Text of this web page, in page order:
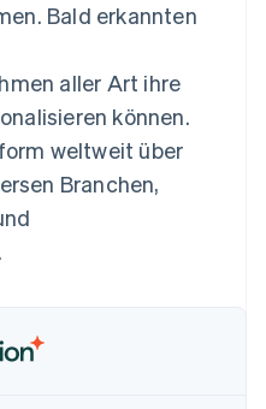
Bald erkannten
aller Art ihre
können.
weltweit über
Branchen,